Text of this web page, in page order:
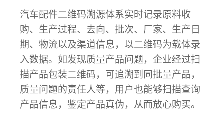
汽车配件二维码溯源体系实时记录原料收
购、生产过程、去向、批次、厂家、生产日
期、物流以及渠道信息，以二维码为载体录
入数据。如发现质量产品问题，企业经过扫
描产品包装二维码，可追溯到同批量产品，
质量问题的责任人等，用户也能够扫描查询
产品信息，鉴定产品真伪，从而放心购买。